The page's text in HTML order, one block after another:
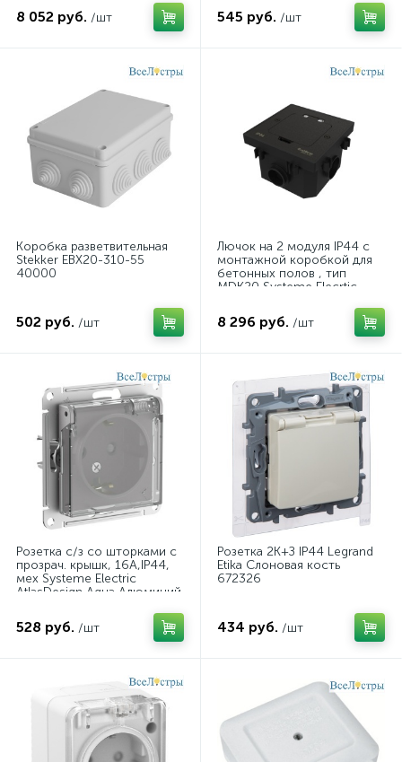
MDK20102CA
8 052 руб. /шт 545 руб. /шт
Коробка разветвительная
Stekker EBX20-310-55
40000
502 руб. /шт
Лючок на 2 модуля IP44 с
монтажной коробкой для
бетонных полов , тип
MDK20 Systeme Elecrtic
8 296 руб. /шт
Розетка с/з со шторками с
прозрач. крышк, 16А,IP44,
мех Systeme Electric
AtlasDesign Aqua Алюминий
528 руб. /шт
Розетка 2К+З IP44 Legrand
Etika Слоновая кость
672326
434 руб. /шт